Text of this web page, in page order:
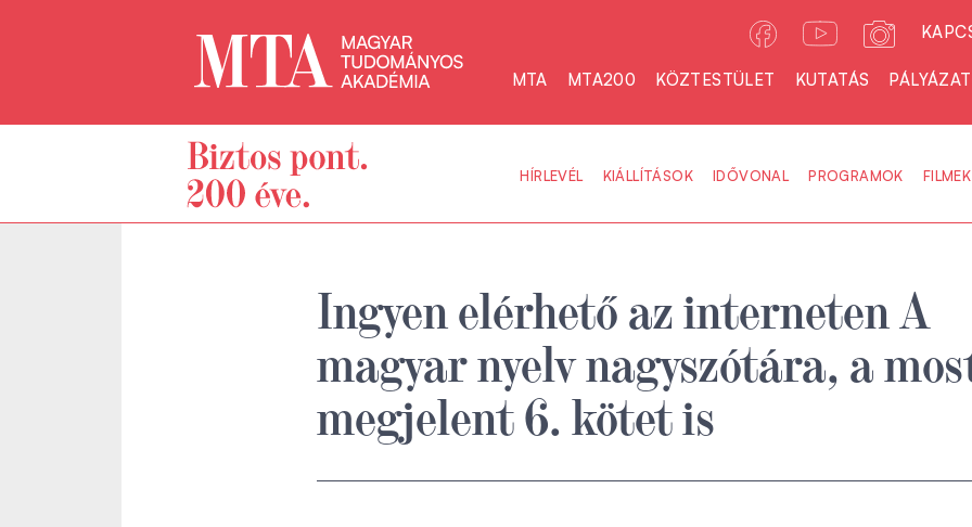
MTA MTA200 KÖZTESTÜLET KUTATÁS
HÍRLEVÉL KIÁLLÍTÁSOK IDŐVONAL PROGRAMOK FILMEK
Ingyen elérhető az interneten A
magyar nyelv nagyszótára, a
megjelent 6. kötet is